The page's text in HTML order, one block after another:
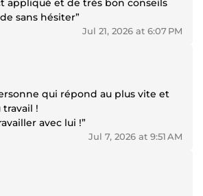
appliqué et de très bon conseils
sans hésiter”
Jul 21, 2026 at 6:07 PM
qui répond au plus vite et
!
avec lui !”
Jul 7, 2026 at 9:51 AM